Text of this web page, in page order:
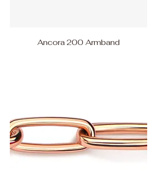
Ancora 200 Armband